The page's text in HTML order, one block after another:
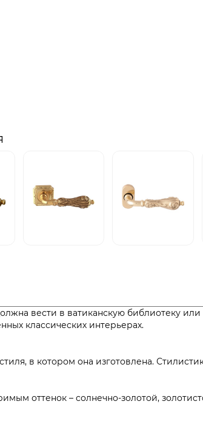
вести в ватиканскую библиотеку
классических интерьерах.
в котором она изготовлена.
оттенок – солнечно-золотой,